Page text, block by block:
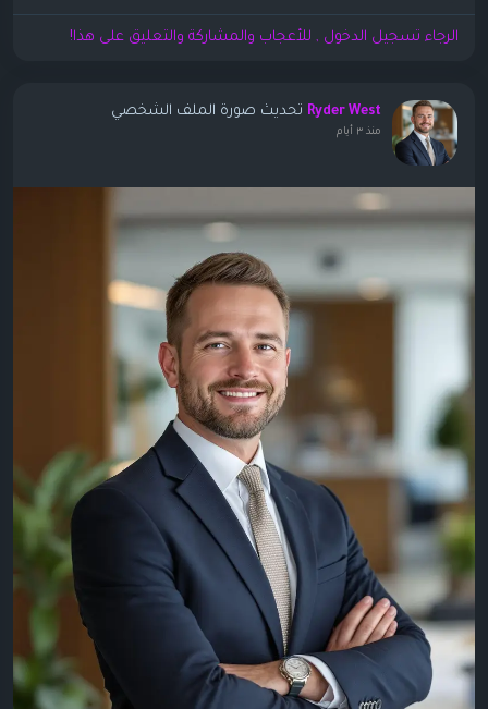
الرجاء تسجيل الدخول , للأعجاب والمشاركة والتعليق على هذا!
Ryder West تحديث صورة الملف الشخصي
منذ ٣ أيام